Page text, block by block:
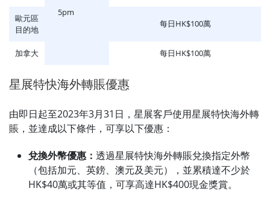
5pm
歐元區
目的地
每日HK$100萬
加拿大 每日HK$100萬
星展特快海外轉賬優惠
由即日起至2023年3月31日，星展客戶使用星展特快海外轉
賬，並達成以下條件，可享以下優惠：
兌換外幣優惠： 透過星展特快海外轉賬兌換指定外幣
（包括加元、英鎊、澳元及美元），並累積達不少於
HK$40萬或其等值，可享高達HK$400現金獎賞。